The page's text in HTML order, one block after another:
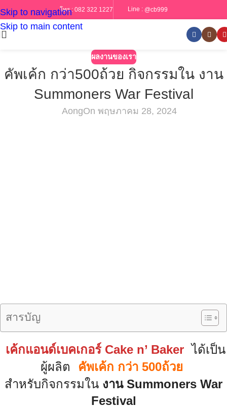
Skip to navigation
Skip to main content
โทร : 082 322 1227 Line : @cb999
ผลงานของเรา
คัพเค้ก กว่า500ถ้วย กิจกรรมใน งาน
Summoners War Festival
AongOn พฤษภาคม 28, 2024
สารบัญ
เค้กแอนด์เบคเกอร์ Cake n’ Baker ได้เป็น
ผู้ผลิต
คัพเค้ก กว่า 500ถ้วย
สำหรับกิจกรรมใน งาน Summoners War
Festival